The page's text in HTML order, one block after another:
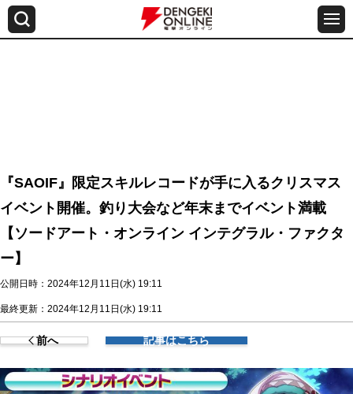
『SAOIF』限定スキルレコードが手に入るクリスマス
イベント開催。釣り大会など年末までイベント満載
【ソードアート・オンライン インテグラル・ファクタ
ー】
公開日時：2024年12月11日(水) 19:11
最終更新：2024年12月11日(水) 19:11
前へ 記事はこちら